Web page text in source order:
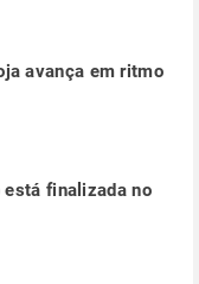
avança em ritmo
finalizada no